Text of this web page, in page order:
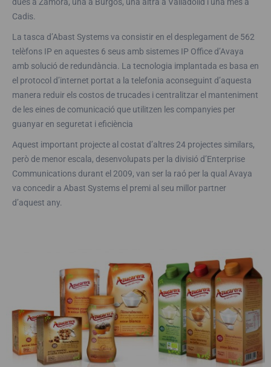
Cadis.
La tasca d’Abast Systems va consistir en el desplegament de 562
telèfons IP en aquestes 6 seus amb sistemes IP Office d’Avaya
amb solució de redundància. La tecnologia implantada es basa en
el protocol d’internet portat a la telefonia aconseguint d’aquesta
manera reduir els costos de trucades i centralitzar el manteniment
de les eines de comunicació que utilitzen les companyies per
guanyar en seguretat i eficiència
Aquest important projecte al costat d’altres 24 projectes similars,
però de menor escala, desenvolupats per la divisió d’Enterprise
Communications durant el 2009, van ser la raó per la qual Avaya
va concedir a Abast Systems el premi al seu millor partner
d’aquest any.